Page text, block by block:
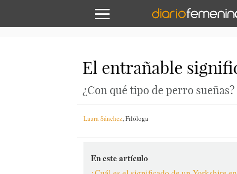
El entrañable
¿Con qué tipo de perro
Laura Sánchez,Filóloga
En este artículo